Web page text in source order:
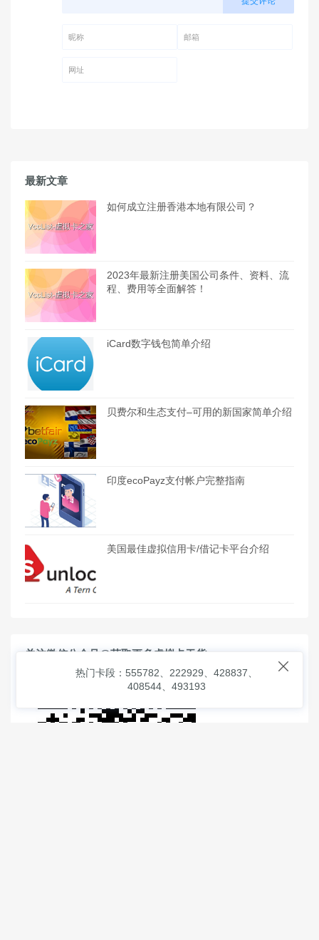
最新文章
如何成立注册香港本地有限公司？
2023年最新注册美国公司条件、资料、流
程、费用等全面解答！
iCard数字钱包简单介绍
贝费尔和生态支付–可用的新国家简单介绍
印度ecoPayz支付帐户完整指南
美国最佳虚拟信用卡/借记卡平台介绍
关注微信公众号@获取更多虚拟卡干货

热门卡段：555782、222929、428837、
408544、493193